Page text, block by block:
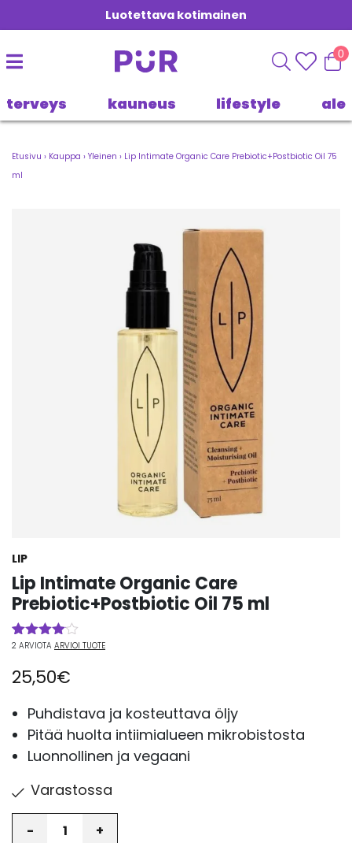
Luotettava kotimainen
0
terveys kauneus lifestyle ale
Etusivu › Kauppa › Yleinen › Lip Intimate Organic Care Prebiotic+Postbiotic Oil 75
ml
LIP
Lip Intimate Organic Care
Prebiotic+Postbiotic Oil 75 ml
Arvio
5:stä
perustuen
2
arvotukseen.
2 ARVIOTA ARVIOI TUOTE
25,50€
Puhdistava ja kosteuttava öljy
Pitää huolta intiimialueen mikrobistosta
Luonnollinen ja vegaani
Varastossa